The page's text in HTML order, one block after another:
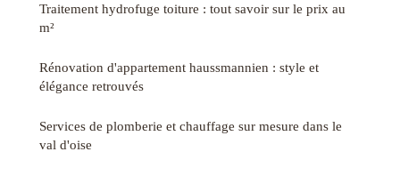
Traitement hydrofuge toiture : tout savoir sur le prix au
m²
Rénovation d'appartement haussmannien : style et
élégance retrouvés
Services de plomberie et chauffage sur mesure dans le
val d'oise